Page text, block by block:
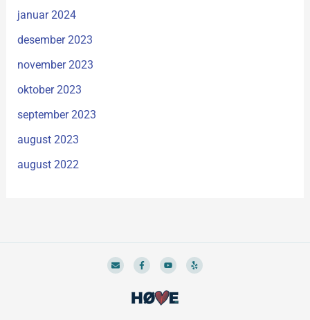
januar 2024
desember 2023
november 2023
oktober 2023
september 2023
august 2023
august 2022
E
n
F
a
b
o
Y
o
u
b
Y
e